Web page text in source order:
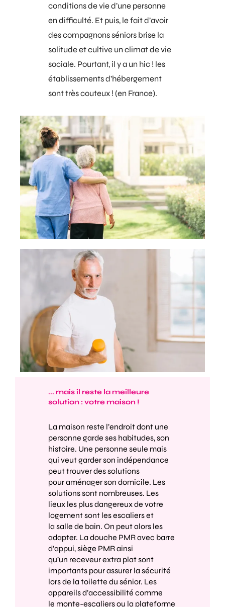
conditions de vie d’une personne
en difficulté. Et puis, le fait d’avoir
des compagnons séniors brise la
solitude et cultive un climat de vie
sociale. Pourtant, il y a un hic ! les
établissements d’hébergement
sont très couteux ! (en France).
... mais il reste la meilleure
solution : votre maison !
La maison reste l’endroit dont une
personne garde ses habitudes, son
histoire. Une personne seule mais
qui veut garder son indépendance
peut trouver des solutions
pouraménager son domicile. Les
solutions sont nombreuses. Les
lieux les plus dangereux de votre
logement sont lesescalierset
la salle de bain. On peut alors les
adapter. La douche PMRavec barre
d’appui,siège PMRainsi
qu’un receveur extra platsont
importants pour assurer la sécurité
lors de la toilette du sénior. Les
appareils d’accessibilité comme
le monte-escaliersou la plateforme